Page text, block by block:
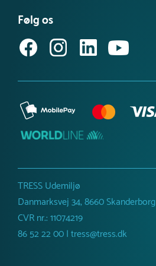
Få vores nyhedsbrev
Købsvilkår (erhverv)
Følg os
TRESS Udemiljø
Danmarksvej 34, 8660 Skanderborg
CVR nr.: 11074219
86 52 22 00 | tress@tress.dk